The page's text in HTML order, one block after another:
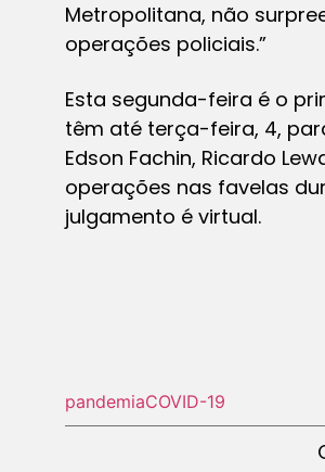
Metropolitana, não
operações policiais.”
Esta segunda-feira é o
têm até terça-feira, 4,
Edson Fachin, Ricardo
operações nas favelas
julgamento é virtual.
pandemiaCOVID-19